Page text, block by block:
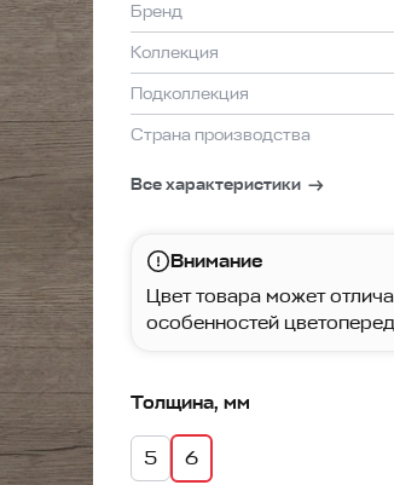
Бренд
Коллекция
Подколлекция
Страна производства
Все характеристики
Внимание
Цвет товара может
особенностей
Толщина, мм
5 6